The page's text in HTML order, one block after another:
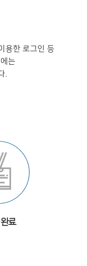
용한 로그인 등
는
.
료